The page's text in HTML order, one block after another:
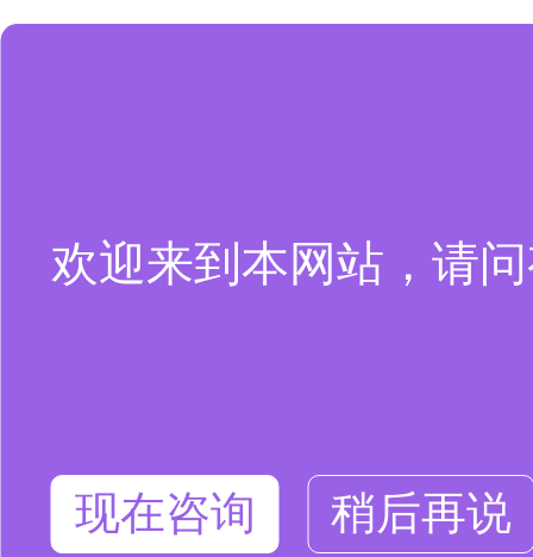
欢迎来到本网站，请
现在咨询 稍后再说